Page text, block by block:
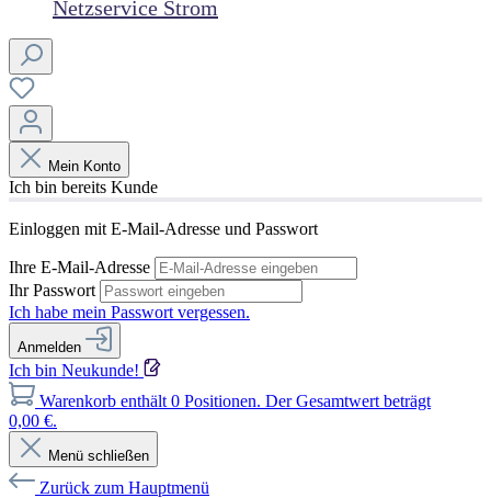
Netzservice Strom
Mein Konto
Ich bin bereits Kunde
Einloggen mit E-Mail-Adresse und Passwort
Ihre E-Mail-Adresse
Ihr Passwort
Ich habe mein Passwort vergessen.
Anmelden
Ich bin Neukunde!
Warenkorb enthält 0 Positionen. Der Gesamtwert beträgt
0,00 €.
Menü schließen
Zurück zum Hauptmenü